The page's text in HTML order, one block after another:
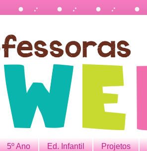
5º Ano Ed. Infantil Projetos